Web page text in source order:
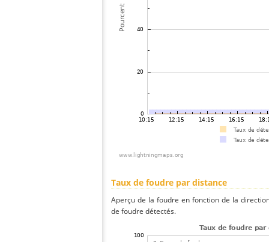
Taux de foudre par distance
Aperçu de la foudre en fonction de la
de foudre détectés.